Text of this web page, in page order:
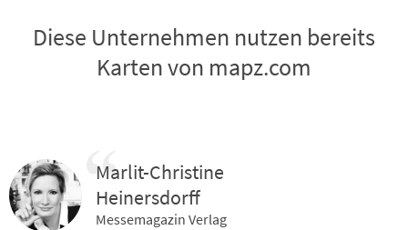
Diese Unternehmen nutzen bereits
Karten von mapz.com
Marlit-Christine
Heinersdorff
Messemagazin Verlag